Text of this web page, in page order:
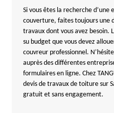
Si vous êtes la recherche
couverture, faites toujours une
travaux dont vous avez besoin.
su budget que vous devez
couvreur professionnel.
auprès des différentes
formulaires en ligne. Chez
devis de travaux de toiture sur
gratuit et sans engagement.